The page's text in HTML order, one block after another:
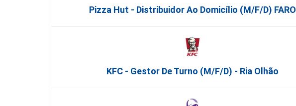
Pizza Hut - Distribuidor Ao Domicílio (m/f/d) FARO
KFC - Gestor De Turno (m/f/d) - Ria Olhão